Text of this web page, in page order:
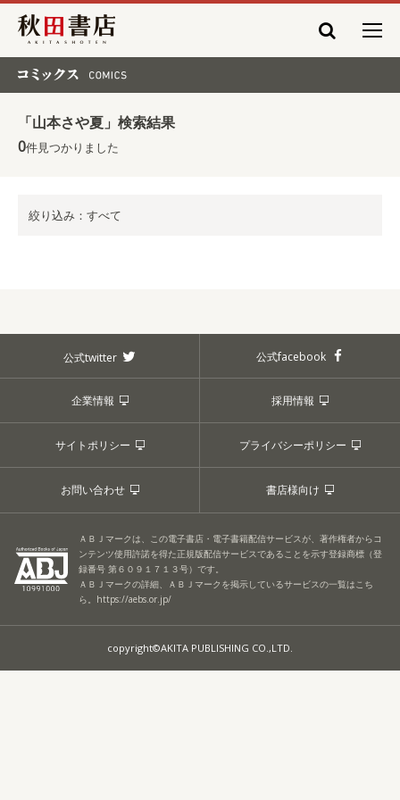
秋田書店
「山本さや夏」検索結果
0件見つかりました
絞り込み：すべて
公式twitter 公式facebook
企業情報 採用情報
サイトポリシー プライバシーポリシー
お問い合わせ 書店様向け
ＡＢＪマークは、この電子書店・電子書籍配信サービスが、著作権者からコ
ンテンツ使用許諾を得た正規版配信サービスであることを示す登録商標（登
録番号 第６０９１７１３号）です。
ＡＢＪマークの詳細、ＡＢＪマークを掲示しているサービスの一覧はこち
ら。 https://aebs.or.jp/
copyright©AKITA PUBLISHING CO.,LTD.